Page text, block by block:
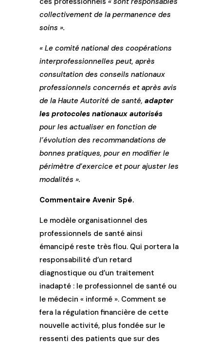
collectivement de la permanence des
soins ».
« Le comité national des coopérations
interprofessionnelles peut, après
consultation des conseils nationaux
professionnels concernés et après avis
de la Haute Autorité de santé, adapter
les protocoles nationaux autorisés
pour les actualiser en fonction de
l’évolution des recommandations de
bonnes pratiques, pour en modifier le
périmètre d’exercice et pour ajuster les
modalités ».
Commentaire Avenir Spé.
Le modèle organisationnel des
professionnels de santé ainsi
émancipé reste très flou. Qui portera la
responsabilité d’un retard
diagnostique ou d’un traitement
inadapté : le professionnel de santé ou
le médecin « informé ». Comment se
fera la régulation financière de cette
nouvelle activité, plus fondée sur le
ressenti des patients que sur des